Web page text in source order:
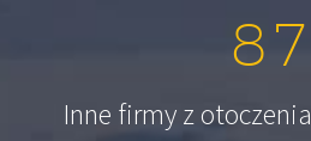
87
Inne firmy z